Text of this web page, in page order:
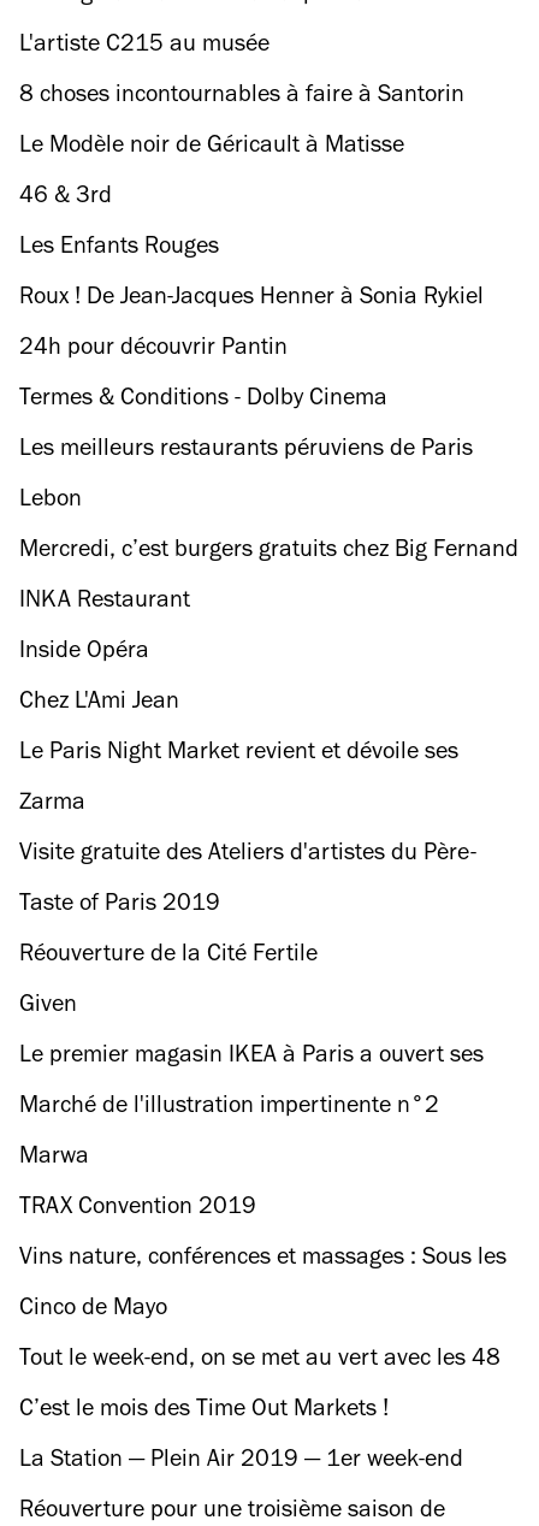
L'artiste C215 au musée
8 choses incontournables à faire à Santorin
Le Modèle noir de Géricault à Matisse
46 & 3rd
Les Enfants Rouges
Roux ! De Jean-Jacques Henner à Sonia Rykiel
24h pour découvrir Pantin
Termes & Conditions - Dolby Cinema
Les meilleurs restaurants péruviens de Paris
Lebon
Mercredi, c’est burgers gratuits chez Big Fernand
!INKA Restaurant
Inside Opéra
Chez L'Ami Jean
Le Paris Night Market revient et dévoile ses
dates de l'été 2019 !
Zarma
Visite gratuite des Ateliers d'artistes du Père-
Lachaise !
Taste of Paris 2019
Réouverture de la Cité Fertile
Given
Le premier magasin IKEA à Paris a ouvert ses
portes aujourd'hui !
Marché de l'illustration impertinente n°2
Marwa
TRAX Convention 2019
Vins nature, conférences et massages : Sous les
pavés la vigne est de retour ce week-end !
Cinco de Mayo
Tout le week-end, on se met au vert avec les 48
heures de l'agriculture urbaine !
C’est le mois des Time Out Markets !
La Station — Plein Air 2019 — 1er week-end
Réouverture pour une troisième saison de